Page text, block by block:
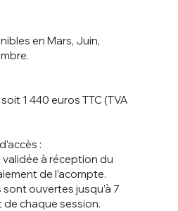
en Mars, Juin,
1 440 euros TTC (TVA
:
à réception du
de l’acompte.
ouvertes jusqu’à 7
chaque session.